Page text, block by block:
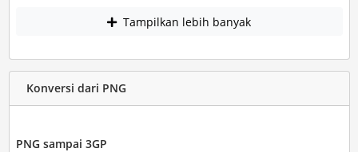
Tampilkan lebih banyak
Konversi dari PNG
PNG sampai 3GP